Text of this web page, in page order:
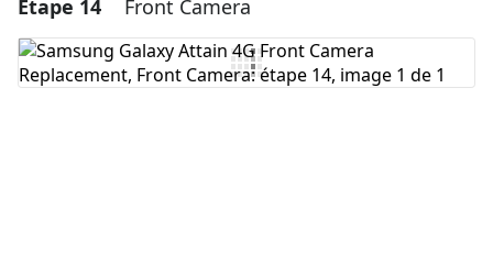
Ajouter un commentaire
Ajouter un commentaire
Étape 14 Front Camera